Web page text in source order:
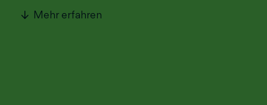
Mehr erfahren